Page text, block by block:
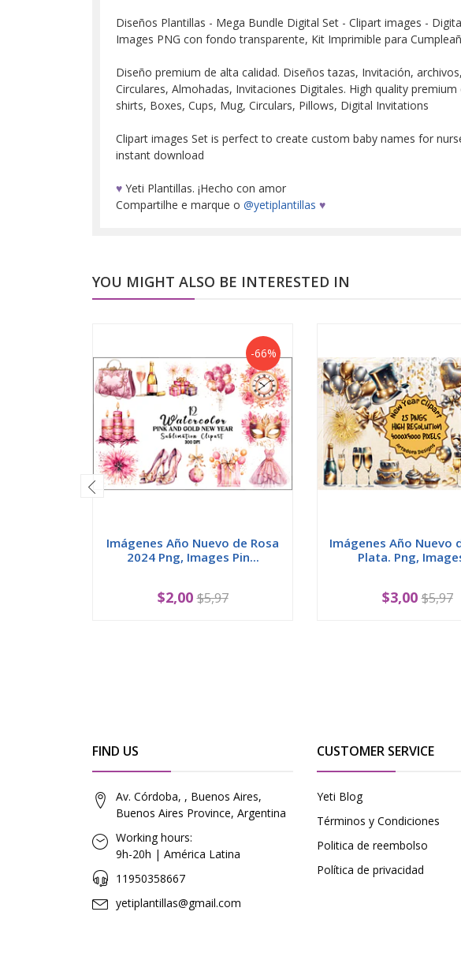
Diseños Plantillas - Mega Bundle Digital Set - Clipart images -
Images PNG con fondo transparente, Kit Imprimible para
Diseño premium de alta calidad. Diseños tazas, Invitación,
Circulares, Almohadas, Invitaciones Digitales. High quality
shirts, Boxes, Cups, Mug, Circulars, Pillows, Digital Invitations
Clipart images Set is perfect to create custom baby names for
instant download
♥ Yeti Plantillas. ¡Hecho con amor
Compartilhe e marque o @yetiplantillas ♥
YOU MIGHT ALSO BE INTERESTED IN
-66%
Imágenes Año Nuevo de Rosa
2024 Png, Images Pin...
$2,00 $5,97
Imágenes Año Nuevo
Plata. Png,
$3,00 $5,97
FIND US
Av. Córdoba, , Buenos Aires,
Buenos Aires Province, Argentina
Working hours:
9h-20h | América Latina
11950358667
yetiplantillas@gmail.com
CUSTOMER SERVICE
Yeti Blog
Términos y Condiciones
Politica de reembolso
Política de privacidad